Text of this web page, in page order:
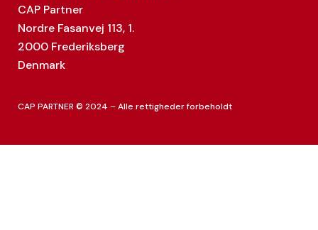
CAP Partner
Nordre Fasanvej 113, 1.
2000 Frederiksberg
Denmark
CAP PARTNER © 2024 – Alle rettigheder forbeholdt